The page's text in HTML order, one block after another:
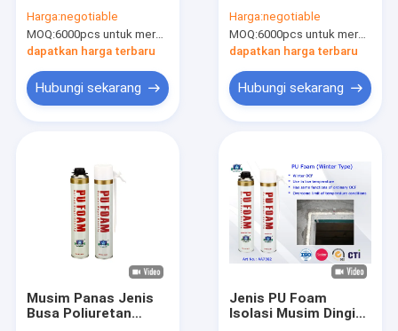
Komponen
Harga:negotiable
MOQ:6000pcs untuk merek Aristo, 15000pcs untuk merek pelanggan
dapatkan harga terbaru
Hubungi sekarang
750ml
Harga:negotiable
MOQ:6000pcs untuk merek Aristo, 15000pcs untuk pelanggan merek
dapatkan harga terbaru
Hubungi sekarang
Musim Panas Jenis
Busa Poliuretan
Jenis PU Foam
Isolasi Musim Dingin